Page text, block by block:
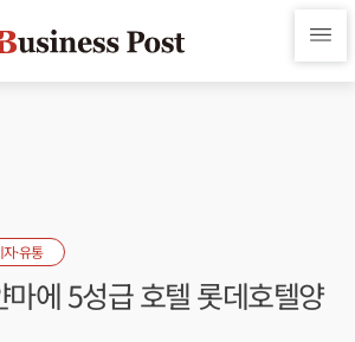
·유통
에 5성급 호텔 롯데호텔양